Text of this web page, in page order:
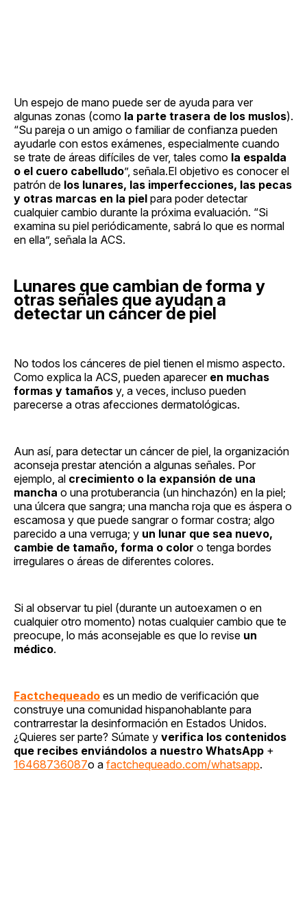
Un espejo de mano puede ser de ayuda para ver
algunas zonas (como la parte trasera de los muslos).
“Su pareja o un amigo o familiar de confianza pueden
ayudarle con estos exámenes, especialmente cuando
se trate de áreas difíciles de ver, tales como la espalda
o el cuero cabelludo”, señala.El objetivo es conocer el
patrón de los lunares, las imperfecciones, las pecas
y otras marcas en la piel para poder detectar
cualquier cambio durante la próxima evaluación. “Si
examina su piel periódicamente, sabrá lo que es normal
en ella”, señala la ACS.
Lunares que cambian de forma y
otras señales que ayudan a
detectar un cáncer de piel
No todos los cánceres de piel tienen el mismo aspecto.
Como explica la ACS, pueden aparecer en muchas
formas y tamaños y, a veces, incluso pueden
parecerse a otras afecciones dermatológicas.
Aun así, para detectar un cáncer de piel, la organización
aconseja prestar atención a algunas señales. Por
ejemplo, al crecimiento o la expansión de una
mancha o una protuberancia (un hinchazón) en la piel;
una úlcera que sangra; una mancha roja que es áspera o
escamosa y que puede sangrar o formar costra; algo
parecido a una verruga; y un lunar que sea nuevo,
cambie de tamaño, forma o color o tenga bordes
irregulares o áreas de diferentes colores.
Si al observar tu piel (durante un autoexamen o en
cualquier otro momento) notas cualquier cambio que te
preocupe, lo más aconsejable es que lo revise un
médico.
Factchequeado es un medio de verificación que
construye una comunidad hispanohablante para
contrarrestar la desinformación en Estados Unidos.
¿Quieres ser parte? Súmate y verifica los contenidos
que recibes enviándolos a nuestro WhatsApp +
16468736087o a factchequeado.com/whatsapp.